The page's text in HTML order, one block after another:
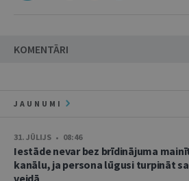
KOMENTĀRI
JAUNUMI
31. JŪLIJS • 08:46
Iestāde nevar bez brīdinājuma
kanālu, ja persona lūgusi turpināt
veidā